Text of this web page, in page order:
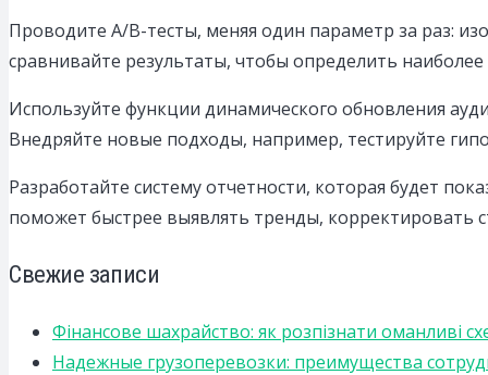
Проводите A/B-тесты, меняя один параметр за раз:
сравнивайте результаты, чтобы определить
Используйте функции динамического обновления
Внедряйте новые подходы, например, тестируйте
Разработайте систему отчетности, которая будет
поможет быстрее выявлять тренды, корректировать
Свежие записи
Фінансове шахрайство: як розпізнати оманливі
Надежные грузоперевозки: преимущества